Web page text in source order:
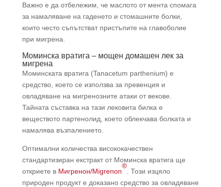
Важно е да отбележим, че маслото от мента спомага
за намаляване на гаденето и стомашните болки,
които често съпътстват пристъпите на главоболие
при мигрена.
Моминска вратига – мощен домашен лек за
мигрена
Моминската вратига (Tanacetum parthenium) е
средство, което се използва за превенция и
овладяване на мигренозните атаки от векове.
Тайната съставка на тази лековита билка е
веществото партенолид, което облекчава болката и
намалява възпалението.
Оптимални количества висококачествен
стандартизиран екстракт от Моминска вратига ще
откриете в Мигренон/Migrenon
®
. Този изцяло
природен продукт е доказано средство за овладяване